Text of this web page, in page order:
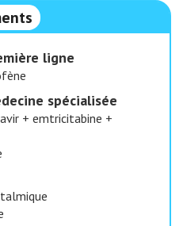
ligne
spécialisée
+ emtricitabine +